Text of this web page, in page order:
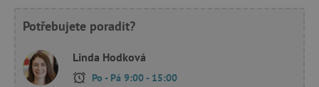
Potřebujete poradit?
Linda Hodková
Po - Pá 9:00 - 15:00